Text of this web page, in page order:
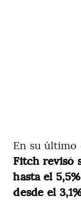
En su último
Fitch revisó
hasta el
desde el